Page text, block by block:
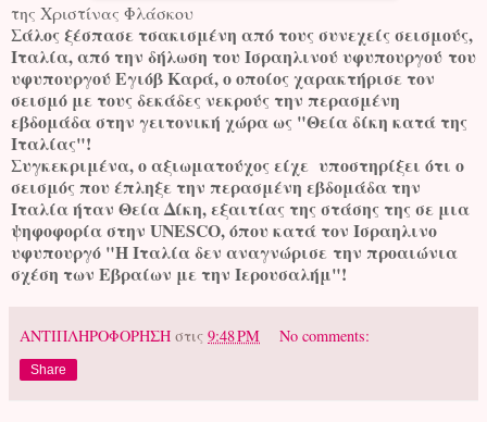
της Χριστίνας Φλάσκου
Σάλος ξέσπασε τσακισμένη από τους συνεχείς σεισμούς,
Ιταλία, από την δήλωση του Ισραηλινού υφυπουργού του
υφυπουργού Εγιόβ Καρά, ο οποίος χαρακτήρισε τον
σεισμό με τους δεκάδες νεκρούς την περασμένη
εβδομάδα στην γειτονική χώρα ως "Θεία δίκη κατά της
Ιταλίας"!
Συγκεκριμένα, ο αξιωματούχος είχε υποστηρίξει ότι ο
σεισμός που έπληξε την περασμένη εβδομάδα την
Ιταλία ήταν Θεία Δίκη, εξαιτίας της στάσης της σε μια
ψηφοφορία στην UNESCO, όπου κατά τον Ισραηλινο
υφυπουργό "Η Ιταλία δεν αναγνώρισε την προαιώνια
σχέση των Εβραίων με την Ιερουσαλήμ"!
ΑΝΤΙΠΛΗΡΟΦΟΡΗΣΗ στις 9:48 PM No comments:
Share